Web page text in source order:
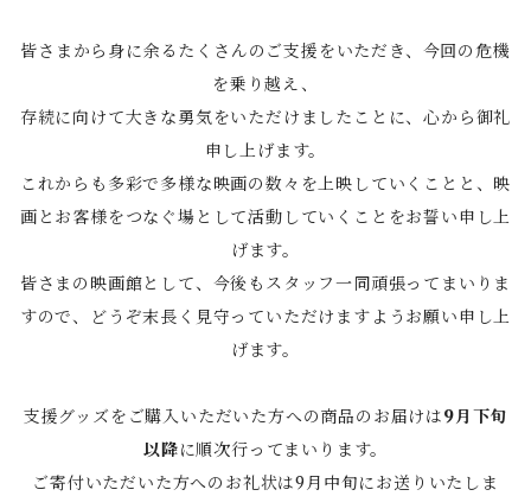
皆さまから身に余るたくさんのご支援をいただき、今回の危機
を乗り越え、
存続に向けて大きな勇気をいただけましたことに、心から御礼
申し上げます。
これからも多彩で多様な映画の数々を上映していくことと、映
画とお客様をつなぐ場として活動していくことをお誓い申し上
げます。
皆さまの映画館として、今後もスタッフ一同頑張ってまいりま
すので、どうぞ末長く見守っていただけますようお願い申し上
げます。
支援グッズをご購入いただいた方への商品のお届けは9月下旬
以降に順次行ってまいります。
ご寄付いただいた方へのお礼状は9月中旬にお送りいたしま